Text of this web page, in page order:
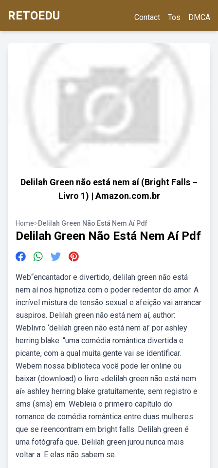
RETOEDU Contact Tos DMCA
Delilah Green não está nem aí (Bright Falls –
Livro 1) | Amazon.com.br
Home>Delilah Green Não Está Nem Aí Pdf
Delilah Green Não Está Nem Aí Pdf
Web“encantador e divertido, delilah green não está
nem aí nos hipnotiza com o poder redentor do amor. A
incrível mistura de tensão sexual e afeição vai arrancar
suspiros. Delilah green não está nem aí, author:
Weblivro ‘delilah green não está nem aí’ por ashley
herring blake. “uma comédia romântica divertida e
picante, com a qual muita gente vai se identificar.
Webem nossa biblioteca você pode ler online ou
baixar (download) o livro «delilah green não está nem
aí» ashley herring blake gratuitamente, sem registro e
sms (sms) em. Webleia o primeiro capítulo do
romance de comédia romântica entre duas mulheres
que se reencontram em bright falls. Delilah green é
uma fotógrafa que. Delilah green jurou nunca mais
voltar a. E elas não sabem se.